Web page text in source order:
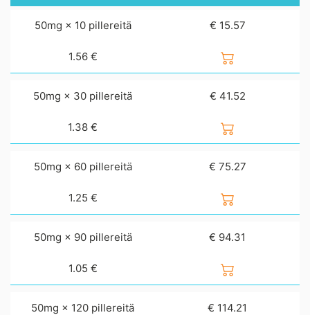
50mg × 10 pillereitä € 15.57
1.56 €
50mg × 30 pillereitä € 41.52
1.38 €
50mg × 60 pillereitä € 75.27
1.25 €
50mg × 90 pillereitä € 94.31
1.05 €
50mg × 120 pillereitä € 114.21